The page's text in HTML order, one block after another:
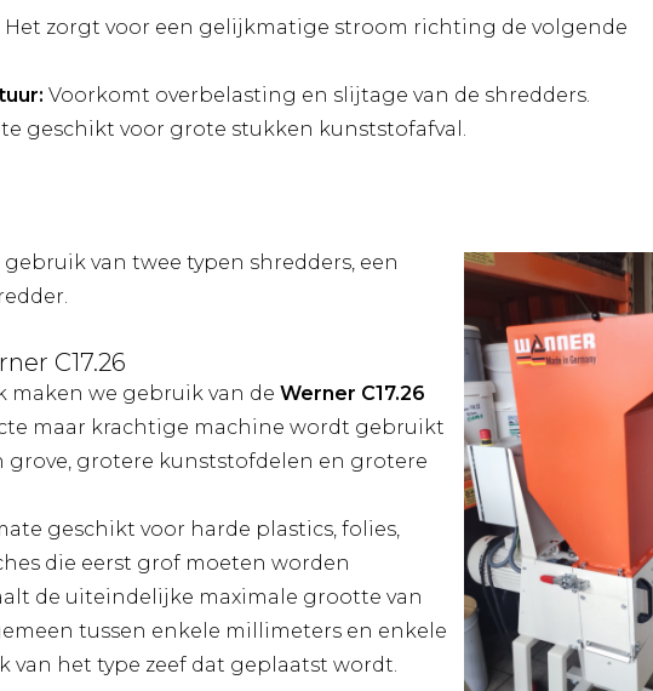
Het zorgt voor een gelijkmatige stroom richting de volgende
Voorkomt overbelasting en slijtage van de shredders.
geschikt voor grote stukken kunststofafval.
van twee typen shredders, een
C17.26
maken we gebruik van de Werner C17.26
maar krachtige machine wordt gebruikt
grove, grotere kunststofdelen en grotere
geschikt voor harde plastics, folies,
die eerst grof moeten worden
de uiteindelijke maximale grootte van
tussen enkele millimeters en enkele
van het type zeef dat geplaatst wordt.